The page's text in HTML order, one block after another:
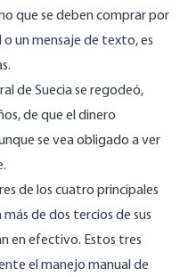
que se deben comprar por
un mensaje de texto, es
de Suecia se regodeó,
de que el dinero
se vea obligado a ver
de los cuatro principales
de dos tercios de sus
en efectivo. Estos tres
el manejo manual de